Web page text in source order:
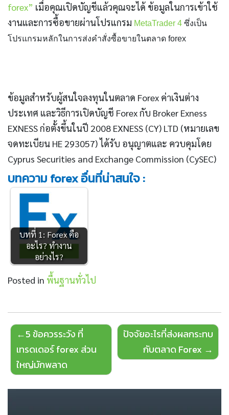
forex” เมื่อคุณเปิดบัญชีแล้วคุณจะได้ ข้อมูลในการเข้าใช้
งานและการซื้อขายผ่านโปรแกรม MetaTrader 4 ซึ่งเป็น
โปรแกรมหลักในการส่งคำสั่งซื้อขายในตลาด forex
ข้อมูลสำหรับผู้สนใจลงทุนในตลาด Forex ค่าเงินต่าง
ประเทศ และวิธีการเปิดบัญชี Forex กับ Broker Exness
EXNESS ก่อตั้งขึ้นในปี 2008 EXNESS (CY) LTD (หมายเลข
จดทะเบียน HE 293057) ได้รับ อนุญาตและ ควบคุมโดย
Cyprus Securities and Exchange Commission (CySEC)
บทความ forex อื่นที่น่าสนใจ :
บทที่ 1: Forex คือ
อะไร? ทำงาน
อย่างไร?
Posted in พื้นฐานทั่วไป
Post
navigation
5 ข้อควรระวัง ที่
เทรดเดอร์ forex ส่วน
ใหญ่มักพลาด
ปัจจัยอะไรที่ส่งผลกระทบ
กับตลาด Forex